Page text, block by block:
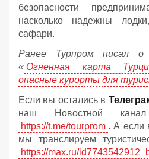
безопасности
насколько надежны
сафари.
Ранее Турпром писал о
« Огненная карта
опасные курорты для
Если вы остались в
наш Новостной
https://t.me/tourprom . А если
мы транслируем
https://max.ru/